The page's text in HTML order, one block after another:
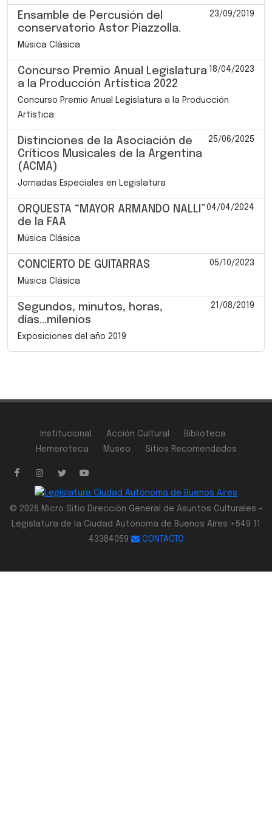
Ensamble de Percusión del
conservatorio Astor Piazzolla.
23/09/2019
Música Clásica
Concurso Premio Anual Legislatura
a la Producción Artística 2022
18/04/2023
Concurso Premio Anual Legislatura a la Producción
Artística
Distinciones de la Asociación de
Críticos Musicales de la Argentina
(ACMA)
25/06/2025
Jornadas Especiales en Legislatura
ORQUESTA “MAYOR ARMANDO NALLI”
de la FAA
04/04/2024
Música Clásica
CONCIERTO DE GUITARRAS 05/10/2023
Música Clásica
Segundos, minutos, horas,
días...milenios
21/08/2019
Exposiciones del año 2019
Institucional Acción Cultural
Biblioteca
Hemeroteca
Museo Sitios Recomendados
© 2026 Micro Sitio Dirección General de Asuntos Culturales -
Legislatura de la Ciudad Autónoma de Buenos Aires +549 11
43384059
CONTACTO